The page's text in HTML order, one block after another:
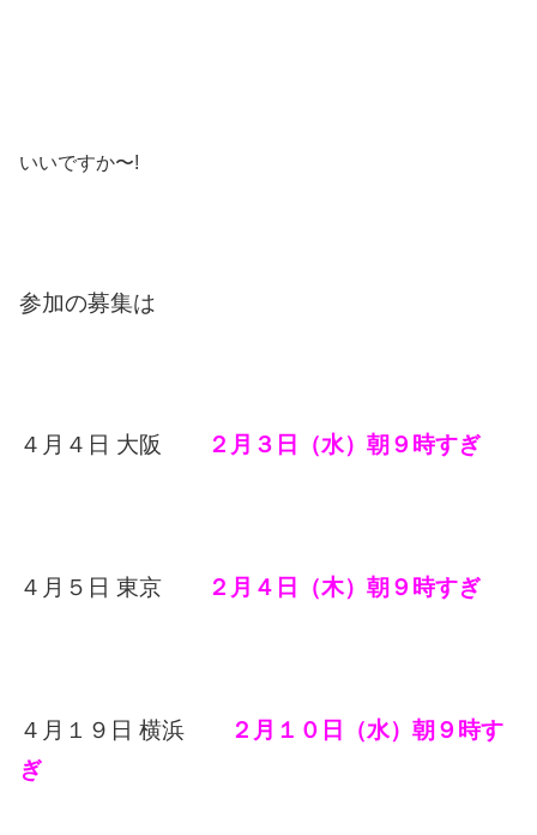
いいですか〜!
参加の募集は
４月４日 大阪 ２月３日（水）朝９時すぎ
４月５日 東京 ２月４日（木）朝９時すぎ
４月１９日 横浜
２月１０日（水）朝９時す
ぎ